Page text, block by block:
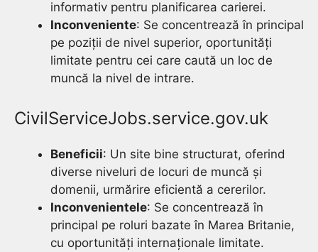
informativ pentru planificarea carierei.
Inconveniente: Se concentrează în principal
pe poziții de nivel superior, oportunități
limitate pentru cei care caută un loc de
muncă la nivel de intrare.
CivilServiceJobs.service.gov.uk
Beneficii: Un site bine structurat, oferind
diverse niveluri de locuri de muncă și
domenii, urmărire eficientă a cererilor.
Inconvenientele: Se concentrează în
principal pe roluri bazate în Marea Britanie,
cu oportunități internaționale limitate.